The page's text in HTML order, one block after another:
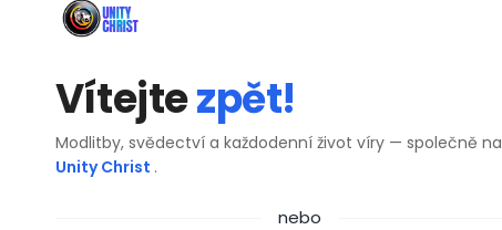
Vítejtezpět!
Modlitby, svědectví a každodenní život víry — společně na
Unity Christ .
nebo